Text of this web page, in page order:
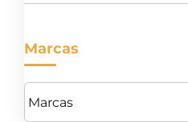
Marcas